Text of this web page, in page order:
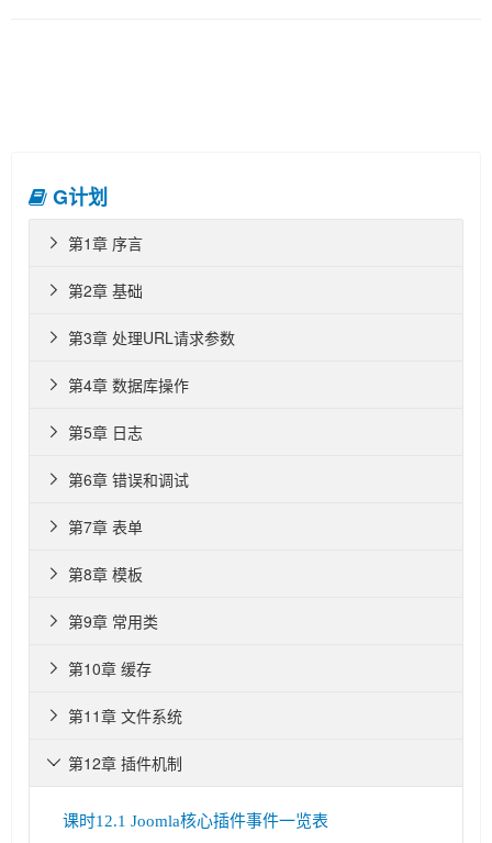
G计划
第1章 序言

第2章 基础

第3章 处理URL请求参数

第4章 数据库操作

第5章 日志

第6章 错误和调试

第7章 表单

第8章 模板

第9章 常用类

第10章 缓存

第11章 文件系统

第12章 插件机制

课时12.1 Joomla核心插件事件一览表